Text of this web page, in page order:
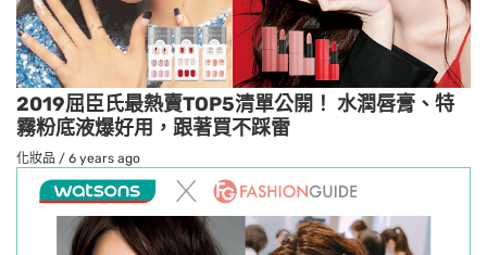
2019屈臣氏最熱賣TOP5清單公開！ 水潤唇膏、特
霧粉底液爆好用，跟著買不踩雷
化妝品 / 6 years ago